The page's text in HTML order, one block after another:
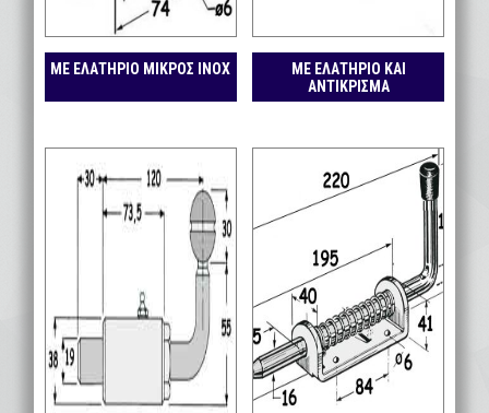
ΜΕ ΕΛΑΤΗΡΙΟ ΜΙΚΡΟΣ ΙΝΟΧ
ΜΕ ΕΛΑΤΗΡΙΟ ΚΑΙ
ΑΝΤΙΚΡΙΣΜΑ